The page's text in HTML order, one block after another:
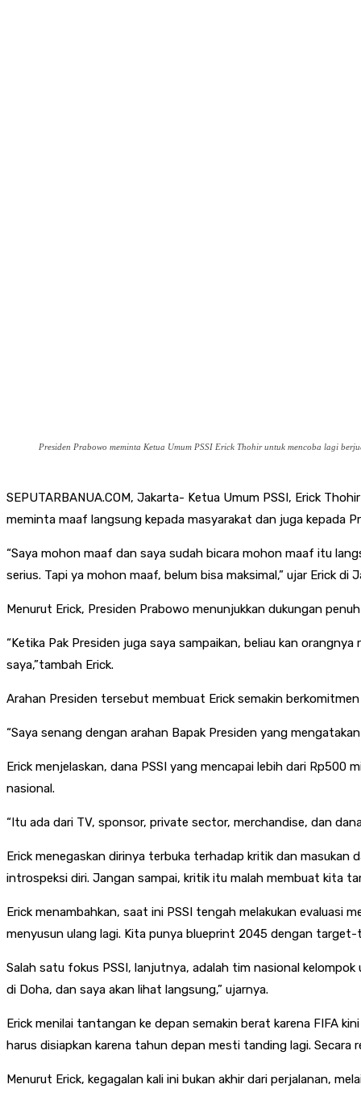
Presiden Prabowo meminta Ketua Umum PSSI Erick Thohir untuk mencoba lagi
SEPUTARBANUA.COM, Jakarta- Ketua Umum PSSI, Erick
meminta maaf langsung kepada masyarakat dan juga kepada
“Saya mohon maaf dan saya sudah bicara mohon maaf itu
serius. Tapi ya mohon maaf, belum bisa maksimal,” ujar Erick di
Menurut Erick, Presiden Prabowo menunjukkan dukungan
“Ketika Pak Presiden juga saya sampaikan, beliau kan
saya,”tambah Erick.
Arahan Presiden tersebut membuat Erick semakin
“Saya senang dengan arahan Bapak Presiden yang
Erick menjelaskan, dana PSSI yang mencapai lebih dari
nasional.
“Itu ada dari TV, sponsor, private sector, merchandise, dan
Erick menegaskan dirinya terbuka terhadap kritik dan masukan
introspeksi diri. Jangan sampai, kritik itu malah membuat kita
Erick menambahkan, saat ini PSSI tengah melakukan evaluasi
menyusun ulang lagi. Kita punya blueprint 2045 dengan target-
Salah satu fokus PSSI, lanjutnya, adalah tim nasional
di Doha, dan saya akan lihat langsung,” ujarnya.
Erick menilai tantangan ke depan semakin berat karena FIFA
harus disiapkan karena tahun depan mesti tanding lagi.
Menurut Erick, kegagalan kali ini bukan akhir dari perjalanan,